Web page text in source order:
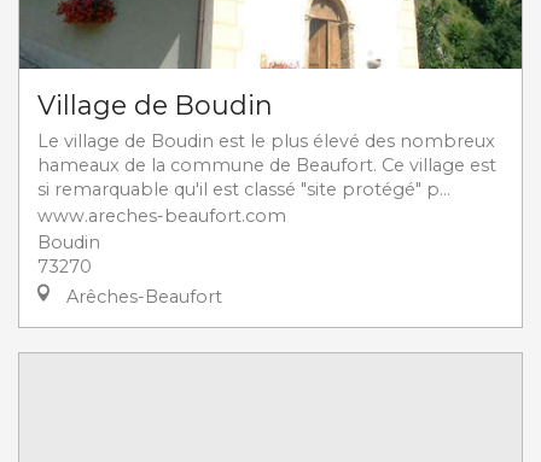
Village de Boudin
Le village de Boudin est le plus élevé des nombreux
hameaux de la commune de Beaufort. Ce village est
si remarquable qu'il est classé "site protégé" p...
www.areches-beaufort.com
Boudin
73270
Arêches-Beaufort